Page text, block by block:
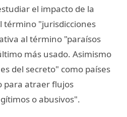
el impacto de la
término "jurisdicciones
al término "paraísos
más usado. Asimismo
del secreto" como países
para atraer flujos
o abusivos".